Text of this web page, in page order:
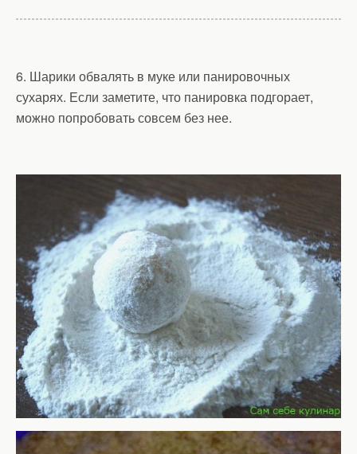
6. Шарики обвалять в муке или панировочных
сухарях. Если заметите, что панировка подгорает,
можно попробовать совсем без нее.